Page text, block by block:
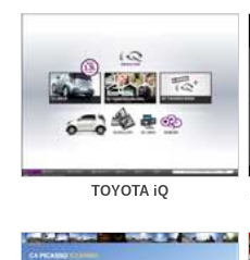
TOYOTA iQ